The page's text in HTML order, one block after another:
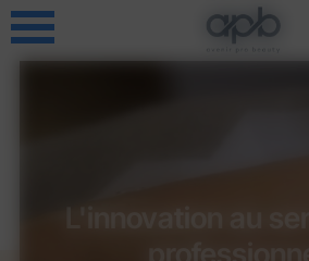
Panneau de gestion des cookies
L'innovation au